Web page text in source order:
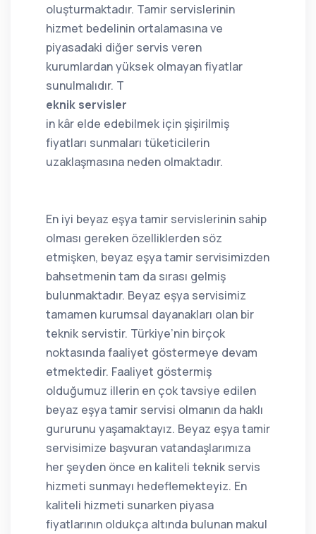
oluşturmaktadır. Tamir servislerinin
hizmet bedelinin ortalamasına ve
piyasadaki diğer servis veren
kurumlardan yüksek olmayan fiyatlar
sunulmalıdır. T
eknik servisler
in kâr elde edebilmek için şişirilmiş
fiyatları sunmaları tüketicilerin
uzaklaşmasına neden olmaktadır.
En iyi beyaz eşya tamir servislerinin sahip
olması gereken özelliklerden söz
etmişken, beyaz eşya tamir servisimizden
bahsetmenin tam da sırası gelmiş
bulunmaktadır. Beyaz eşya servisimiz
tamamen kurumsal dayanakları olan bir
teknik servistir. Türkiye’nin birçok
noktasında faaliyet göstermeye devam
etmektedir. Faaliyet göstermiş
olduğumuz illerin en çok tavsiye edilen
beyaz eşya tamir servisi olmanın da haklı
gururunu yaşamaktayız. Beyaz eşya tamir
servisimize başvuran vatandaşlarımıza
her şeyden önce en kaliteli teknik servis
hizmeti sunmayı hedeflemekteyiz. En
kaliteli hizmeti sunarken piyasa
fiyatlarının oldukça altında bulunan makul